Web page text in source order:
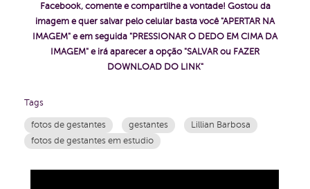
Facebook, comente e compartilhe a vontade! Gostou da
imagem e quer salvar pelo celular basta você "APERTAR NA
IMAGEM" e em seguida "PRESSIONAR O DEDO EM CIMA DA
IMAGEM" e irá aparecer a opção "SALVAR ou FAZER
DOWNLOAD DO LINK"
Tags
fotos de gestantes gestantes
Lillian Barbosa
fotos de gestantes em estudio